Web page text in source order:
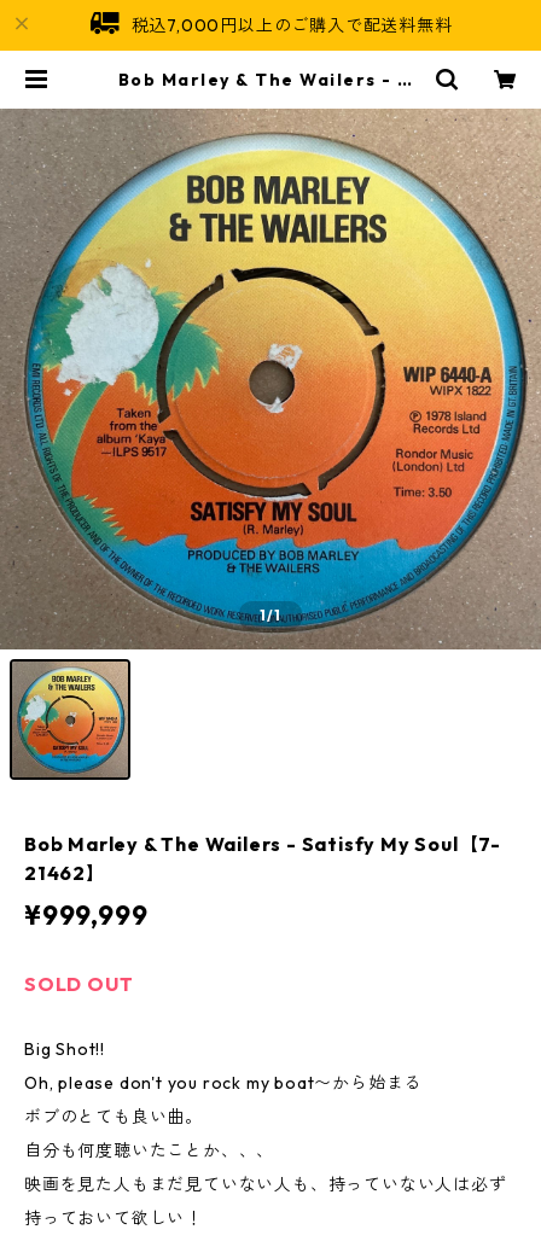
税込7,000円以上のご購入で配送料無料
Bob Marley & The Wailers - Sa
aican Soul
1/1
Bob Marley & The Wailers - Satisfy My Soul【7-
21462】
¥999,999
SOLD OUT
Big Shot!!
Oh, please don't you rock my boat〜から始まる
ボブのとても良い曲。
自分も何度聴いたことか、、、
映画を見た人もまだ見ていない人も、持っていない人は必ず
持っておいて欲しい！